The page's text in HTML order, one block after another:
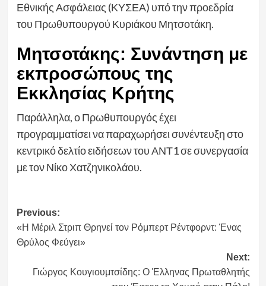
Εθνικής Ασφάλειας (ΚΥΣΕΑ) υπό την προεδρία
του Πρωθυπουργού Κυριάκου Μητσοτάκη.
Μητσοτάκης: Συνάντηση με
εκπροσώπους της
Εκκλησίας Κρήτης
Παράλληλα, ο Πρωθυπουργός έχει
προγραμματίσει να παραχωρήσει συνέντευξη στο
κεντρικό δελτίο ειδήσεων του ΑΝΤ1 σε συνεργασία
με τον Νίκο Χατζηνικολάου.
Post
navigation
Previous:
«Η Μέριλ Στριπ Θρηνεί τον Ρόμπερτ Ρέντφορντ: Ένας
Θρύλος Φεύγει»
Next:
Γιώργος Κουγιουμτσίδης: Ο Έλληνας Πρωταθλητής